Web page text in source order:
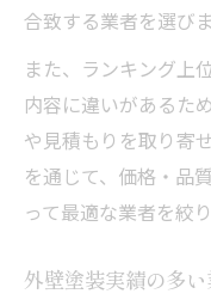
合致する業者を選び
また、ランキング上
内容に違いがあるた
や見積もりを取り寄
を通じて、価格・品
って最適な業者を絞
外壁塗装実績の多